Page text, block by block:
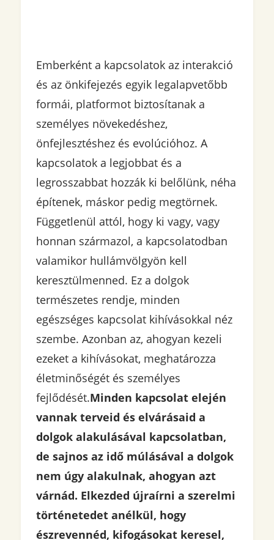
Emberként a kapcsolatok az interakció
és az önkifejezés egyik legalapvetőbb
formái, platformot biztosítanak a
személyes növekedéshez,
önfejlesztéshez és evolúcióhoz. A
kapcsolatok a legjobbat és a
legrosszabbat hozzák ki belőlünk, néha
építenek, máskor pedig megtörnek.
Függetlenül attól, hogy ki vagy, vagy
honnan származol, a kapcsolatodban
valamikor hullámvölgyön kell
keresztülmenned. Ez a dolgok
természetes rendje, minden
egészséges kapcsolat kihívásokkal néz
szembe. Azonban az, ahogyan kezeli
ezeket a kihívásokat, meghatározza
életminőségét és személyes
fejlődését.Minden kapcsolat elején
vannak terveid és elvárásaid a
dolgok alakulásával kapcsolatban,
de sajnos az idő múlásával a dolgok
nem úgy alakulnak, ahogyan azt
várnád. Elkezded újraírni a szerelmi
történetedet anélkül, hogy
észrevennéd, kifogásokat keresel,